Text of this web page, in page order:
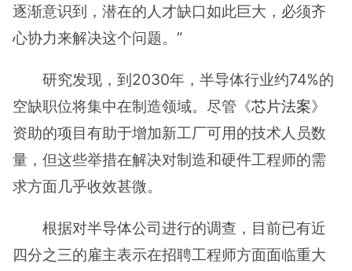
逐渐意识到，潜在的人才缺口如此巨大，必须齐
心协力来解决这个问题。”
研究发现，到2030年，半导体行业约74%的
空缺职位将集中在制造领域。尽管《芯片法案》
资助的项目有助于增加新工厂可用的技术人员数
量，但这些举措在解决对制造和硬件工程师的需
求方面几乎收效甚微。
根据对半导体公司进行的调查，目前已有近
四分之三的雇主表示在招聘工程师方面面临重大